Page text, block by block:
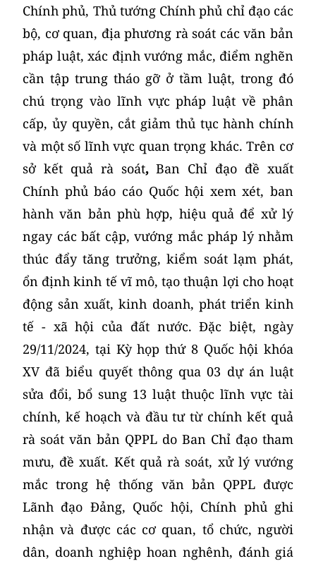
Chính phủ, Thủ tướng Chính phủ chỉ đạo các
bộ, cơ quan, địa phương rà soát các văn bản
pháp luật, xác định vướng mắc, điểm nghẽn
cần tập trung tháo gỡ ở tầm luật, trong đó
chú trọng vào lĩnh vực pháp luật về phân
cấp, ủy quyền, cắt giảm thủ tục hành chính
và một số lĩnh vực quan trọng khác. Trên cơ
sở kết quả rà soát,Ban Chỉ đạo đề xuất
Chính phủ báo cáo Quốc hội xem xét, ban
hành văn bản phù hợp, hiệu quả để xử lý
ngay các bất cập, vướng mắc pháp lý nhằm
thúc đẩy tăng trưởng, kiểm soát lạm phát,
ổn định kinh tế vĩ mô, tạo thuận lợi cho hoạt
động sản xuất, kinh doanh, phát triển kinh
tế - xã hội của đất nước. Đặc biệt, ngày
29/11/2024, tại Kỳ họp thứ 8 Quốc hội khóa
XV đã biểu quyết thông qua 03 dự án luật
sửa đổi, bổ sung 13 luật thuộc lĩnh vực tài
chính, kế hoạch và đầu tư từ chính kết quả
rà soát văn bản QPPL do Ban Chỉ đạo tham
mưu, đề xuất. Kết quả rà soát, xử lý vướng
mắc trong hệ thống văn bản QPPL được
Lãnh đạo Đảng, Quốc hội, Chính phủ ghi
nhận và được các cơ quan, tổ chức, người
dân, doanh nghiệp hoan nghênh, đánh giá